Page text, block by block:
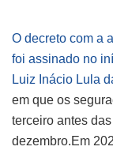
O decreto com a
foi assinado no
Luiz Inácio Lula
em que os
terceiro antes
dezembro.Em